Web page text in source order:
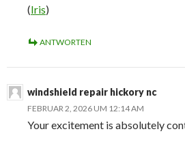
(Iris)
ANTWORTEN
windshield repair hickory nc
FEBRUAR 2, 2026 UM 12:14 AM
Your excitement is absolutely